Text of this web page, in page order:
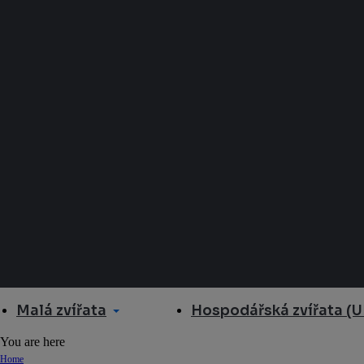
Malá zvířata Hospodářská zvířata
You are here
Home